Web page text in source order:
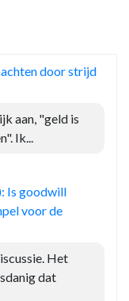
door strijd
aan, "geld is
Ik...
Is goodwill
voor de
Het
dat